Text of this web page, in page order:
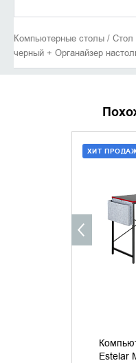
Компьютерные столы / Стол
черный + Органайзер
Estelar
ХИТ